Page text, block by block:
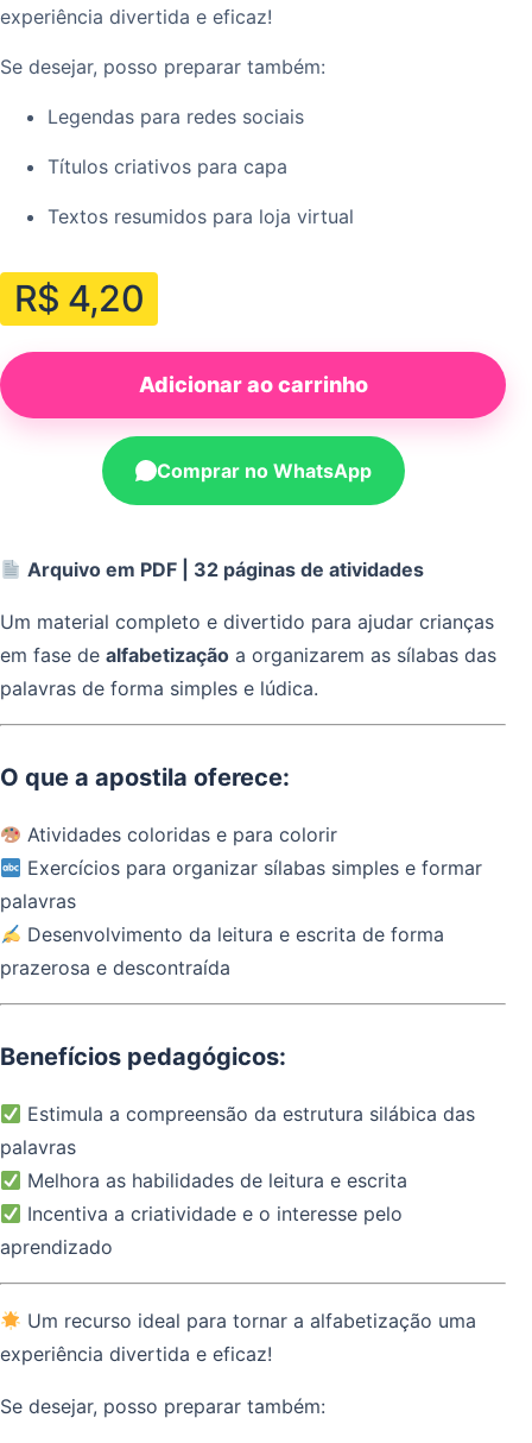
experiência divertida e eficaz!
Se desejar, posso preparar também:
Legendas para redes sociais
Títulos criativos para capa
Textos resumidos para loja virtual
R$ 4,20
Adicionar ao carrinho
Comprar no WhatsApp
Arquivo em PDF | 32 páginas de atividades
Um material completo e divertido para ajudar crianças
em fase de alfabetização a organizarem as sílabas das
palavras de forma simples e lúdica.
O que a apostila oferece:
Atividades coloridas e para colorir
Exercícios para organizar sílabas simples e formar
palavras
Desenvolvimento da leitura e escrita de forma
prazerosa e descontraída
Benefícios pedagógicos:
Estimula a compreensão da estrutura silábica das
palavras
Melhora as habilidades de leitura e escrita
Incentiva a criatividade e o interesse pelo
aprendizado
Um recurso ideal para tornar a alfabetização uma
experiência divertida e eficaz!
Se desejar, posso preparar também: